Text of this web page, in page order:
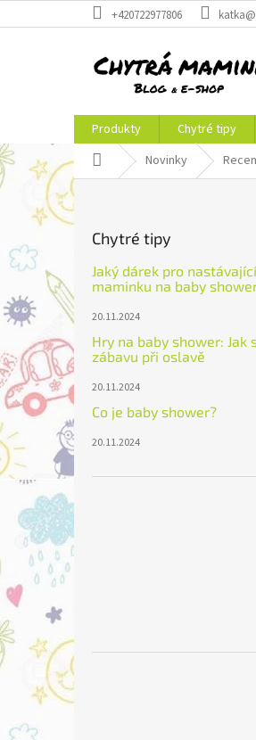
na
+420722977806
Produkty Chytré tipy
Domů Novinky
P
o
s
n
n
í
p
a
n
e
l
Chytré tipy
Jaký dárek pro nastávající
maminku na baby
20.11.2024
Hry na baby shower: Jak
zábavu při oslavě
20.11.2024
Co je baby shower?
20.11.2024